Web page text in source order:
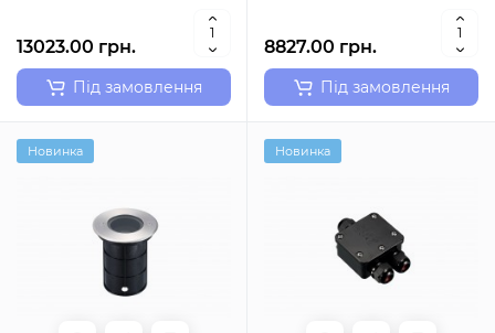
13023.00 грн.
Під замовлення
8827.00 грн.
Під замовлення
Новинка Новинка